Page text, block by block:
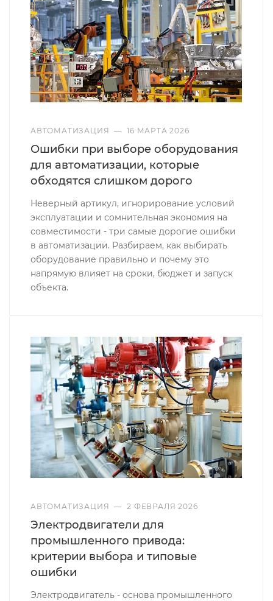
АВТОМАТИЗАЦИЯ — 16 МАРТА 2026
Ошибки при выборе оборудования
для автоматизации, которые
обходятся слишком дорого
Неверный артикул, игнорирование условий
эксплуатации и сомнительная экономия на
совместимости - три самые дорогие ошибки
в автоматизации. Разбираем, как выбирать
оборудование правильно и почему это
напрямую влияет на сроки, бюджет и запуск
объекта.
АВТОМАТИЗАЦИЯ — 2 ФЕВРАЛЯ 2026
Электродвигатели для
промышленного привода:
критерии выбора и типовые
ошибки
Электродвигатель - основа промышленного